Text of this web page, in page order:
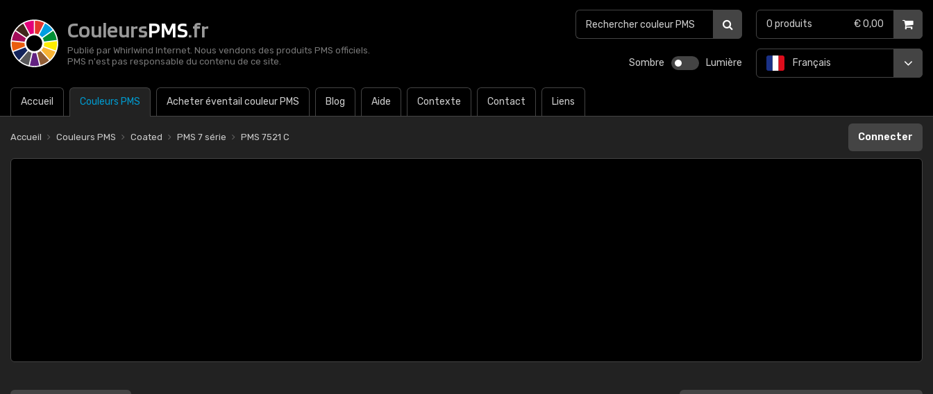
CouleursPMS.fr
Publié par Whirlwind Internet. Nous vendons des produits PMS officiels.
PMS n'est pas responsable du contenu de ce site.
Sombre Lumière
Accueil Couleurs PMS Acheter éventail couleur PMS Blog Aide Contexte Contact Liens
Français
0 produits € 0,00
Accueil Couleurs PMS Coated PMS 7 série PMS 7521 C Connecter